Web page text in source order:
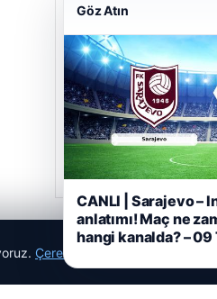
Cengiz Sigorta
23/06/2026
Çerez Politikamız
Göz Atın
CANLI | Sarajevo –
anlatımı! Maç ne
hangi kanalda? –